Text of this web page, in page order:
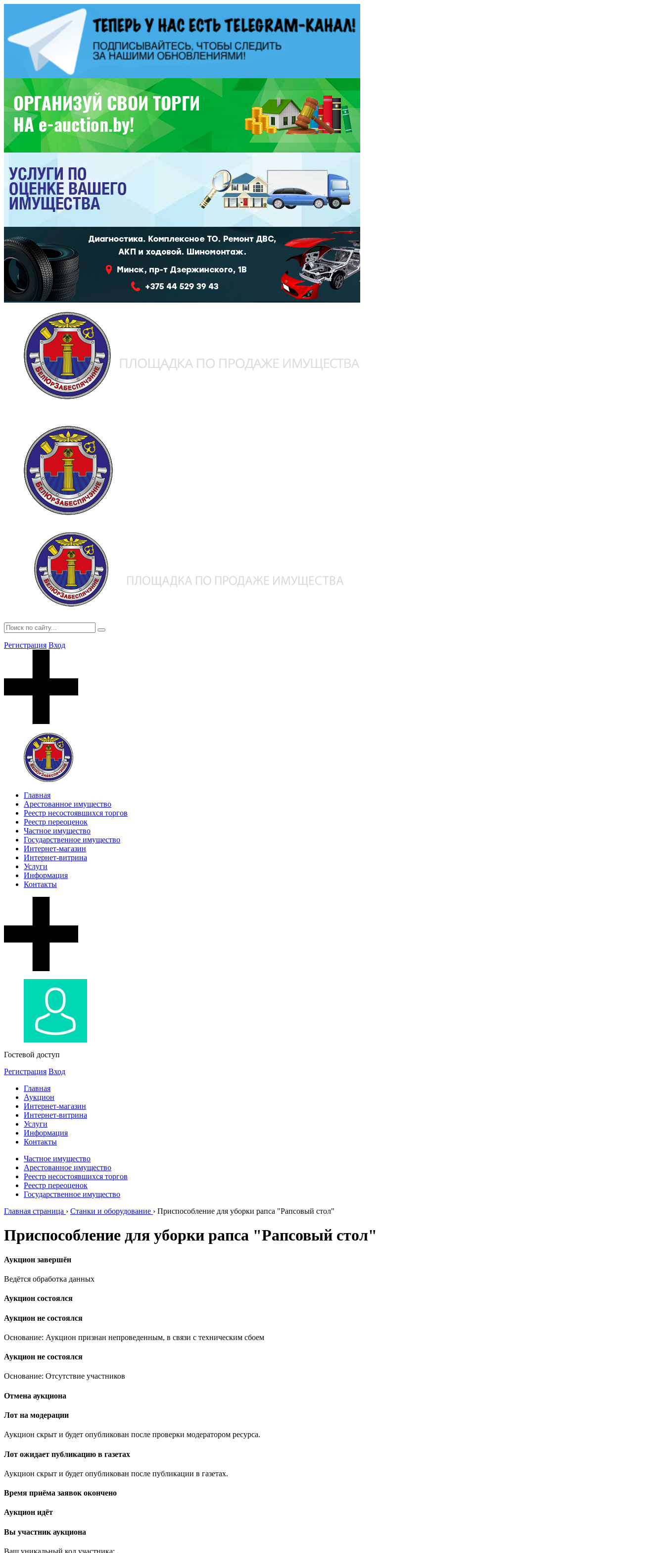
Регистрация Вход
Главная
Арестованное имущество
Реестр несостоявшихся торгов
Реестр переоценок
Частное имущество
Государственное имущество
Интернет-магазин
Интернет-витрина
Услуги
Информация
Контакты
Гостевой доступ
Регистрация Вход
Главная
Аукцион
Интернет-магазин
Интернет-витрина
Услуги
Информация
Контакты
Частное имущество
Арестованное имущество
Реестр несостоявшихся торгов
Реестр переоценок
Государственное имущество
Главная страница › Станки и оборудование › Приспособление для уборки рапса "Рапсовый стол"
Приспособление для уборки рапса "Рапсовый стол"
Аукцион завершён
Ведётся обработка данных
Аукцион состоялся
Аукцион не состоялся
Основание: Аукцион признан непроведенным, в связи с техническим сбоем
Аукцион не состоялся
Основание: Отсутствие участников
Отмена аукциона
Лот на модерации
Аукцион скрыт и будет опубликован после проверки модератором ресурса.
Лот ожидает публикацию в газетах
Аукцион скрыт и будет опубликован после публикации в газетах.
Время приёма заявок окончено
Аукцион идёт
Вы участник аукциона
Ваш уникальный код участника: .